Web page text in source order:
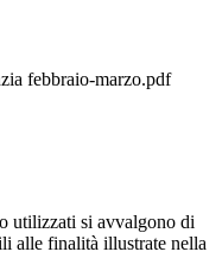
febbraio-marzo.pdf
utilizzati si avvalgono di
alle finalità illustrate nella